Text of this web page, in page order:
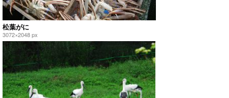
松葉がに
3072×2048 px